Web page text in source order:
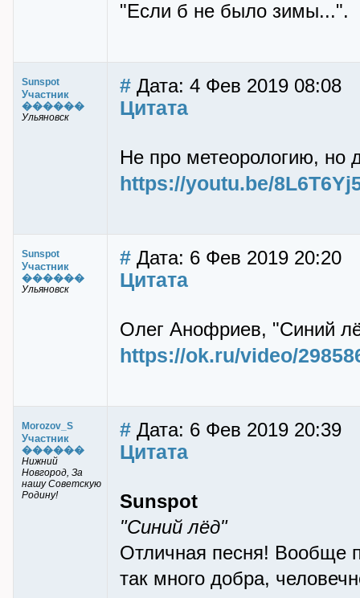
"Если б не было зимы...".
Sunspot
Участник
������
Ульяновск
# Дата: 4 Фев 2019 08:08
Цитата
Не про метеорологию, но
https://youtu.be/
Sunspot
Участник
������
Ульяновск
# Дата: 6 Фев 2019 20:20
Цитата
Олег Анофриев, "Синий
https://ok.ru/video/
Morozov_S
Участник
������
Нижний
Новгород, За
нашу Советскую
Родину!
# Дата: 6 Фев 2019 20:39
Цитата
Sunspot
"Синий лёд"
Отличная песня! Вообще
так много добра,